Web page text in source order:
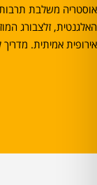
אוסטריה משלבת תרבות
האלגנטית, זלצבורג
אירופית אמיתית. מדריך